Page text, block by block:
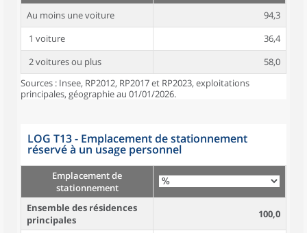
Au moins une voiture
94,3
1 voiture
36,4
2 voitures ou plus
58,0
Sources : Insee, RP2012, RP2017 et RP2023, exploitations
principales, géographie au 01/01/2026.
LOG T13 - Emplacement de stationnement
réservé à un usage personnel
Emplacement de
stationnement
Ensemble des résidences
principales
100,0